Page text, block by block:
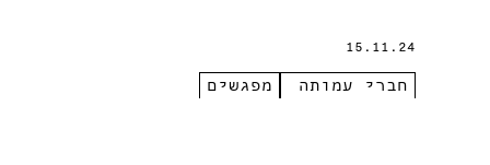
15.11.24
חברי עמותה מפגשים